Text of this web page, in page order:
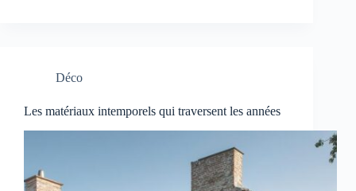
Déco
Les matériaux intemporels qui traversent les années